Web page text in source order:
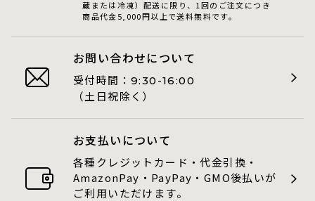
蔵または冷凍）配送に限り、1回のご注文につき
商品代金5,000円以上で送料無料です。
お問い合わせについて
受付時間： 9:30-16:00
（土日祝除く）
お支払いについて
各種クレジットカード・代金引換・
AmazonPay・PayPay・GMO後払いが
ご利用いただけます。